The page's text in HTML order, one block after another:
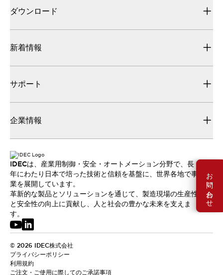
お問い合わせ
ダウンロード
新着情報
サポート
企業情報
IDECは、産業用制御・安全・オートメーション分野で、長
年にわたり日本で培った技術と信頼を基盤に、世界各地で事
業を展開しています。
革新的な製品とソリューションを通じて、製造現場の生産性
と安全性の向上に貢献し、人と社会の豊かな未来を支えま
す。
© 2026 IDEC株式会社
プライバシーポリシー
利用規約
ご注文・ご使用に際してのご承諾事項